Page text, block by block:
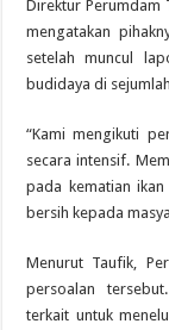
Direktur Perumdam
mengatakan
setelah muncul
budidaya di
“Kami mengikuti
secara intensif.
pada kematian
bersih kepada
Menurut Taufik,
persoalan
terkait untuk